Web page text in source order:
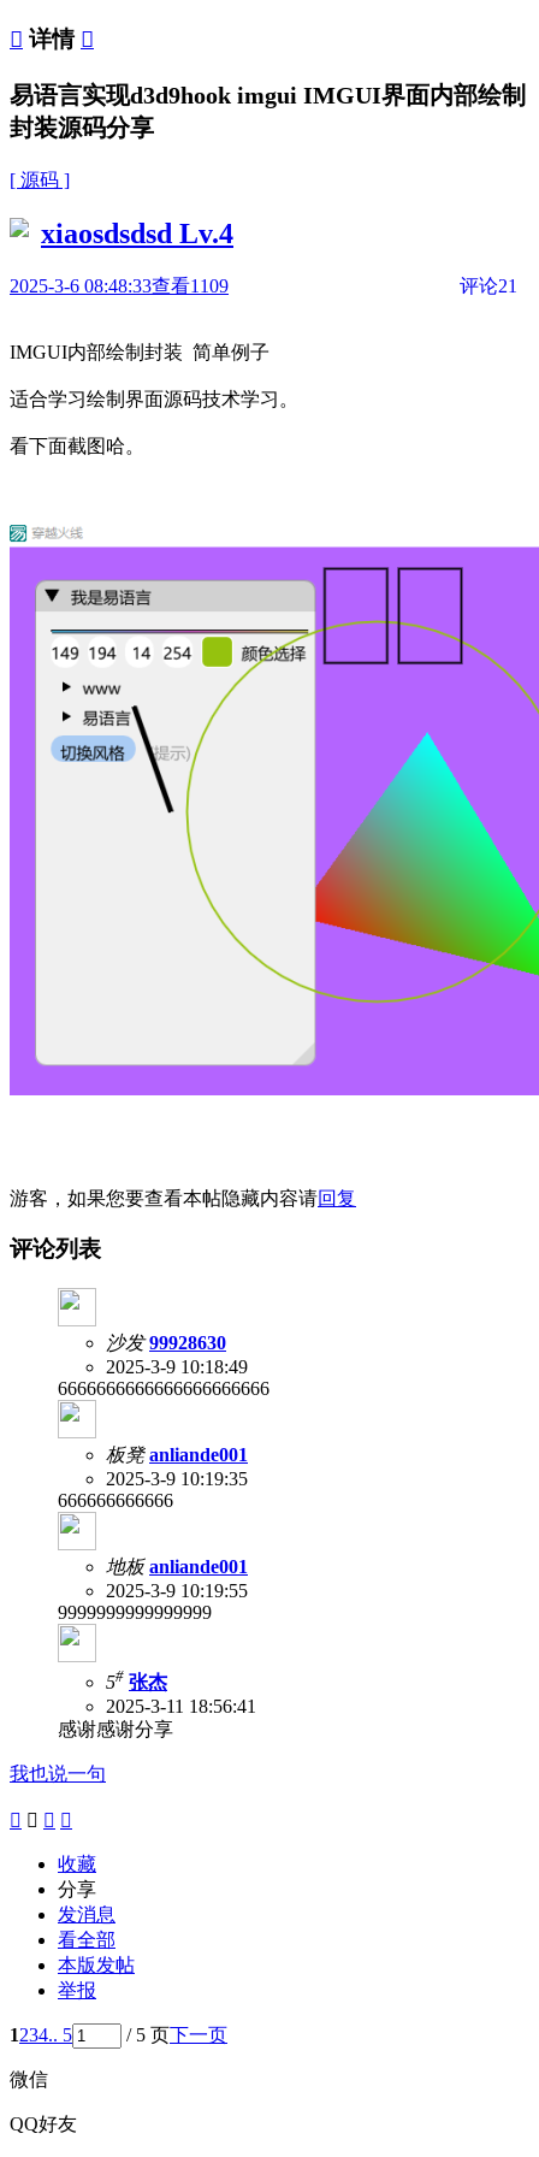
 详情 
易语言实现d3d9hook imgui IMGUI界面内部绘制
封装源码分享
[ 源码 ]
xiaosdsdsd Lv.4
2025-3-6 08:48:33查看1109 评论21
IMGUI内部绘制封装 简单例子
适合学习绘制界面源码技术学习。
看下面截图哈。
游客，如果您要查看本帖隐藏内容请回复
评论列表
沙发 99928630
2025-3-9 10:18:49
6666666666666666666666
板凳 anliande001
2025-3-9 10:19:35
666666666666
地板 anliande001
2025-3-9 10:19:55
9999999999999999
5# 张杰
2025-3-11 18:56:41
感谢感谢分享
我也说一句
   
收藏
分享
发消息
看全部
本版发帖
举报
1234.. 5 / 5 页下一页
微信
QQ好友